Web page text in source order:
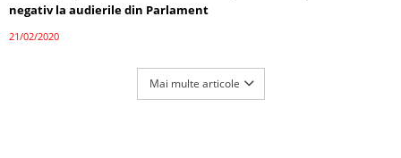
negativ la audierile din Parlament
21/02/2020
Mai multe articole